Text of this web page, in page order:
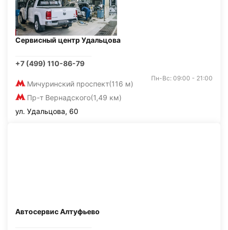
Сервисный центр Удальцова
+7 (499) 110-86-79
Мичуринский проспект(116 м)
Пр-т Вернадского(1,49 км)
Пн-Вс: 09:00 - 21:00
ул. Удальцова, 60
Автосервис Алтуфьево